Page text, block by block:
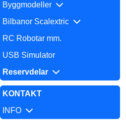
Byggmodeller
Bilbanor Scalextric
RC Robotar mm.
USB Simulator
Reservdelar
KONTAKT
INFO